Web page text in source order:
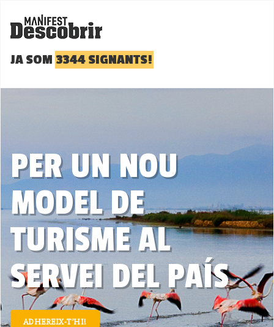
JA SOM 3344 SIGNANTS!
PER UN NOU
MODEL DE
TURISME AL
SERVEI DEL PAÍS
ADHEREIX-T’HI!